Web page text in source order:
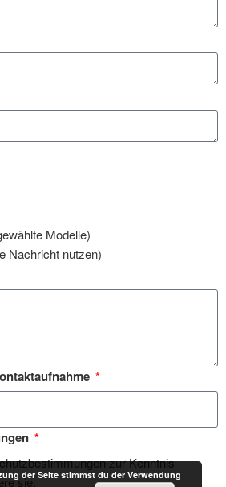
Modelle)
Nachricht nutzen)
zur Kenntnis
sie.
der Seite stimmst du der Verwendung